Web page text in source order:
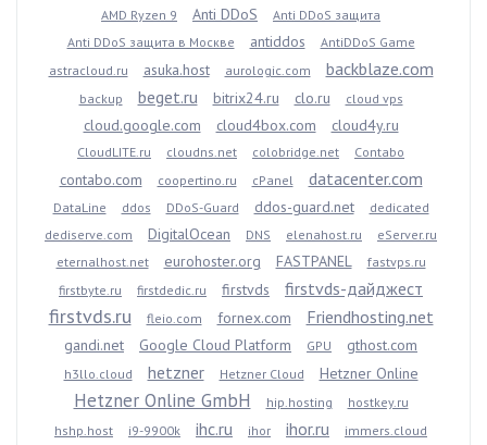
AMD Ryzen 9
Anti DDoS
Anti DDoS защита
Anti DDoS защита в Москве
antiddos
AntiDDoS Game
astracloud.ru
asuka.host aurologic.com backblaze.com
backup beget.ru bitrix24.ru clo.ru cloud vps
cloud.google.com cloud4box.com cloud4y.ru
CloudLITE.ru cloudns.net colobridge.net Contabo
contabo.com coopertino.ru cPanel datacenter.com
DataLine ddos DDoS-Guard ddos-guard.net
dedicated
dediserve.com
DigitalOcean DNS elenahost.ru
eServer.ru
eternalhost.net
eurohoster.org FASTPANEL
fastvps.ru
firstbyte.ru
firstdedic.ru firstvds firstvds-дайджест
firstvds.ru fleio.com fornex.com Friendhosting.net
gandi.net Google Cloud Platform GPU gthost.com
h3llo.cloud hetzner Hetzner Cloud Hetzner Online
Hetzner Online GmbH hip.hosting
hostkey.ru
hshp.host
i9-9900k ihc.ru ihor ihor.ru immers.cloud